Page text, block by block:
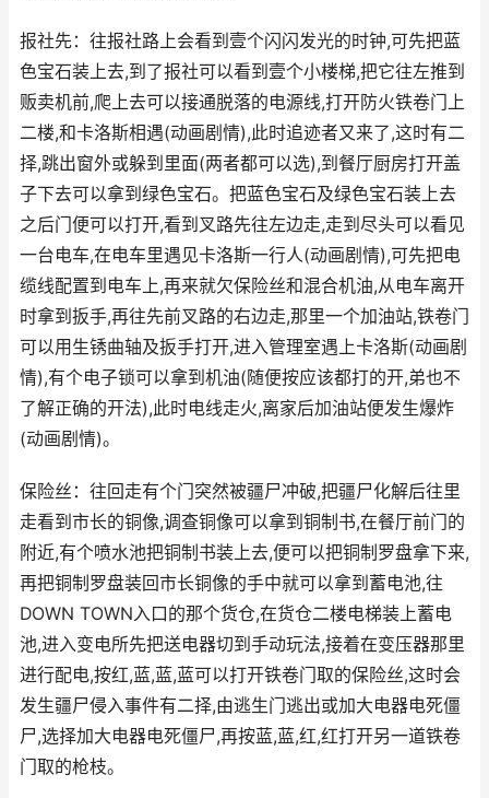
报社先：往报社路上会看到壹个闪闪发光的时钟,可先把蓝
色宝石装上去,到了报社可以看到壹个小楼梯,把它往左推到
贩卖机前,爬上去可以接通脱落的电源线,打开防火铁卷门上
二楼,和卡洛斯相遇(动画剧情),此时追迹者又来了,这时有二
择,跳出窗外或躲到里面(两者都可以选),到餐厅厨房打开盖
子下去可以拿到绿色宝石。把蓝色宝石及绿色宝石装上去
之后门便可以打开,看到叉路先往左边走,走到尽头可以看见
一台电车,在电车里遇见卡洛斯一行人(动画剧情),可先把电
缆线配置到电车上,再来就欠保险丝和混合机油,从电车离开
时拿到扳手,再往先前叉路的右边走,那里一个加油站,铁卷门
可以用生锈曲轴及扳手打开,进入管理室遇上卡洛斯(动画剧
情),有个电子锁可以拿到机油(随便按应该都打的开,弟也不
了解正确的开法),此时电线走火,离家后加油站便发生爆炸
(动画剧情)。
保险丝：往回走有个门突然被疆尸冲破,把疆尸化解后往里
走看到市长的铜像,调查铜像可以拿到铜制书,在餐厅前门的
附近,有个喷水池把铜制书装上去,便可以把铜制罗盘拿下来,
再把铜制罗盘装回市长铜像的手中就可以拿到蓄电池,往
DOWN TOWN入口的那个货仓,在货仓二楼电梯装上蓄电
池,进入变电所先把送电器切到手动玩法,接着在变压器那里
进行配电,按红,蓝,蓝,蓝可以打开铁卷门取的保险丝,这时会
发生疆尸侵入事件有二择,由逃生门逃出或加大电器电死僵
尸,选择加大电器电死僵尸,再按蓝,蓝,红,红打开另一道铁卷
门取的枪枝。